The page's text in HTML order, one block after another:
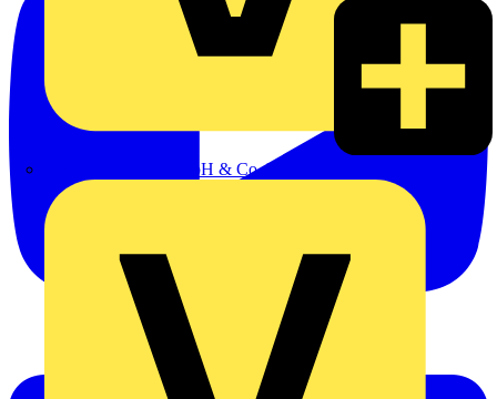
Emil Löffelhardt GmbH & Co. KG